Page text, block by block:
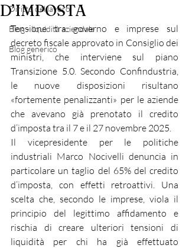
Diritto del lavoro
Blog - liquidità aziendale
Blog generico
D’IMPOSTA
Tensione tra governo e imprese sul
decreto fiscale approvato in Consiglio dei
ministri, che interviene sul piano
Transizione 5.0. Secondo Confindustria,
le nuove disposizioni risultano
«fortemente penalizzanti» per le aziende
che avevano già prenotato il credito
d’imposta tra il 7 e il 27 novembre 2025.
Il vicepresidente per le politiche
industriali Marco Nocivelli denuncia in
particolare un taglio del 65% del credito
d’imposta, con effetti retroattivi. Una
scelta che, secondo le imprese, viola il
principio del legittimo affidamento e
rischia di creare ulteriori tensioni di
liquidità per chi ha già effettuato